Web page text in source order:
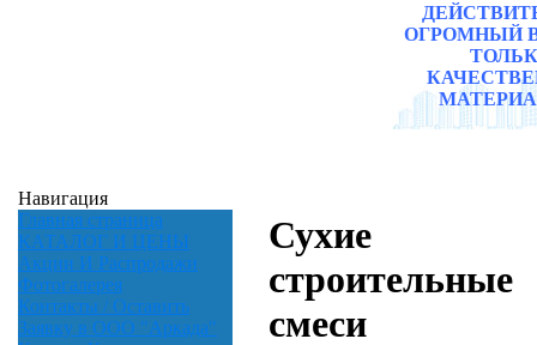
ОГРОМНЫЙ
Навигация
Главная страница
КАТАЛОГ И ЦЕНЫ
Акции И Распродажи
Фотогалерея
Контакты / Оставить
Заявку в ООО "Аркада"
Сухие
строительные
смеси